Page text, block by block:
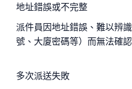
地址錯誤或不完整
派件員因地址錯誤、難以辨
號、大廈密碼等）而無法確
多次派送失敗